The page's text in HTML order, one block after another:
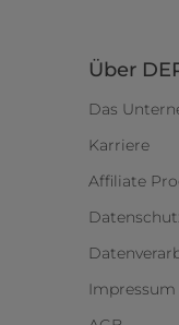
Über
Das
Karriere
Affiliate
Impressum